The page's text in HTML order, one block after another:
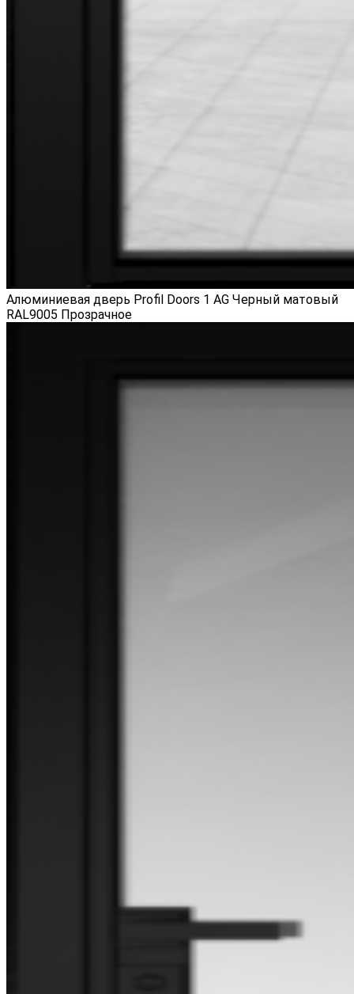
Алюминиевая дверь Profil Doors 1 AG Черный матовый
RAL9005 Прозрачное